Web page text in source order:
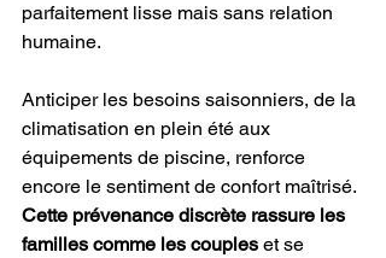
parfaitement lisse mais sans relation
humaine.
Anticiper les besoins saisonniers, de la
climatisation en plein été aux
équipements de piscine, renforce
encore le sentiment de confort maîtrisé.
Cette prévenance discrète rassure les
familles comme les couples et se